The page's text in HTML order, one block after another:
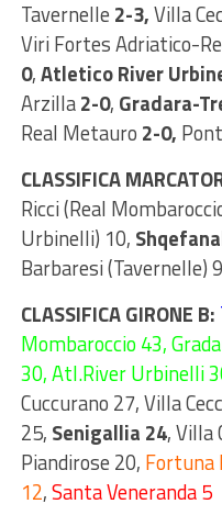
Tavernelle 2-3,Villa
Viri Fortes Adriatico-
0,Atletico River
Arzilla2-0, Gradara-
Real Metauro 2-0,
CLASSIFICA
Ricci (Real
Urbinelli) 10,
Barbaresi (Tavernelle) 9
CLASSIFICA GIRONE B:
Mombaroccio 43,
30, Atl.River Urbinelli
Cuccurano 27, Villa
25, Senigallia 24, Villa
Piandirose 20, Fortuna
12,Santa Veneranda 5